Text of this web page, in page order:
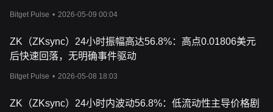
Bitget Pulse • 2026-05-09 00:04
ZK（ZKsync）24小时振幅高达56.8%：高点0.01806美元
后快速回落，无明确事件驱动
Bitget Pulse • 2026-05-08 18:03
ZK（ZKsync）24小时内波动56.8%：低流动性主导价格剧